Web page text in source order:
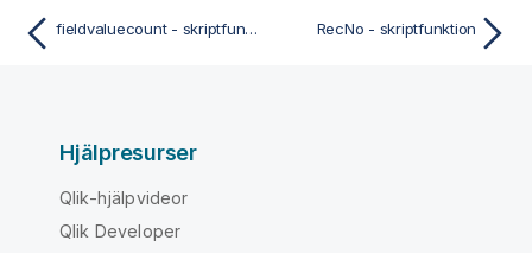
fieldvaluecount - skriptfunktion RecNo - skriptfunktion
Hjälpresurser
Qlik-hjälpvideor
Qlik Developer